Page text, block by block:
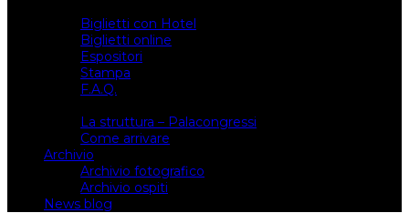
Biglietti con Hotel
Biglietti online
Espositori
Stampa
F.A.Q.
La struttura – Palacongressi
Come arrivare
Archivio
Archivio fotografico
Archivio ospiti
News blog